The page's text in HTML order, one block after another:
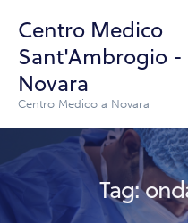
Centro Medico
Sant'Ambrogio -
Novara
Centro Medico a Novara
Tag: